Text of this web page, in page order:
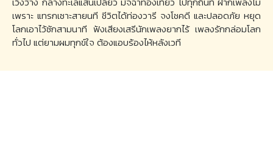
เพราะ แทรกเซาะสายนที ชีวิตได้ท่องวารี จงโชคดี และปลอดภัย หยุด
โลกเอาไว้ซักสามนาที ฟังเสียงเสรีนักเพลงยากไร้ เพลงรักกล่อมโลก
ทั่วไป แต่ยามผมทุกข์ใจ ต้องแอบร้องไห้หลังเวที